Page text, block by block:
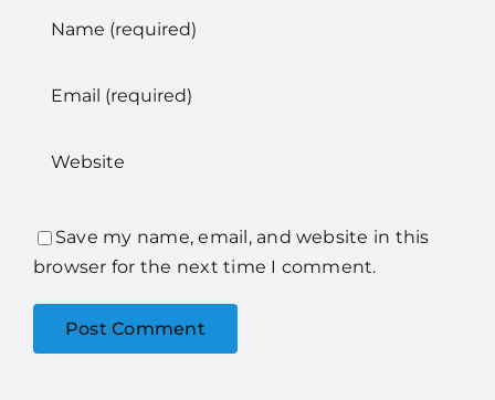
Save my name, email, and website in this
browser for the next time I comment.